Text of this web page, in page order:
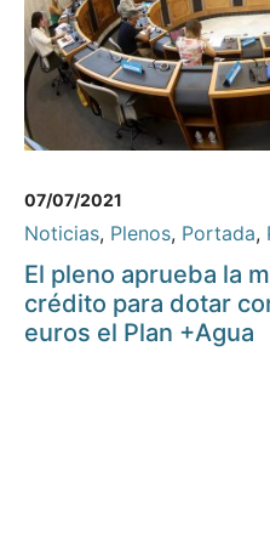
07/07/2021
Noticias, Plenos, Portada,
El pleno aprueba la
crédito para dotar
euros el Plan +Agua